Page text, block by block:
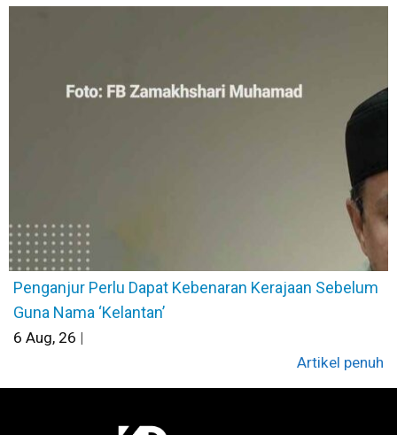
Penganjur Perlu Dapat Kebenaran Kerajaan Sebelum
Guna Nama ‘Kelantan’
6 Aug, 26 |
Artikel penuh